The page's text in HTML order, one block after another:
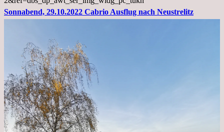
Sonnabend, 29.10.2022 Cabrio Ausflug nach Neustrelitz